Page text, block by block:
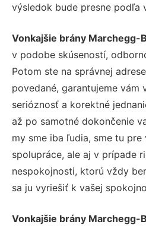
výsledok bude presne podľa
Vonkajšie brány Marchegg-
v podobe skúseností,
Potom ste na správnej
povedané, garantujeme vám
serióznosť a korektné
až po samotné dokončenie
my sme iba ľudia, sme tu pre
spolupráce, ale aj v prípade
nespokojnosti, ktorú vždy
sa ju vyriešiť k vašej
Vonkajšie brány Marchegg-